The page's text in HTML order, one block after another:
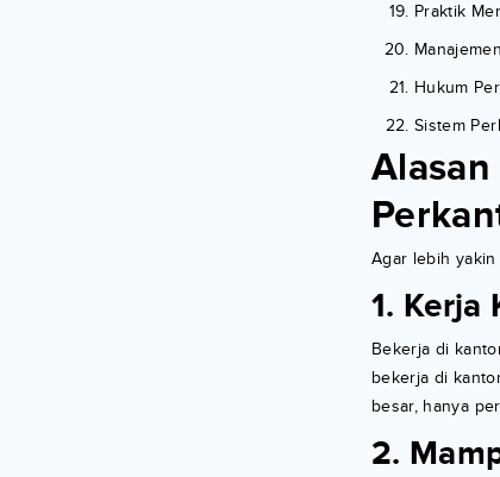
Praktik
Hukum
Sistem
Agar lebih
1. Kerja
Bekerja di
bekerja di
besar, hanya
2.